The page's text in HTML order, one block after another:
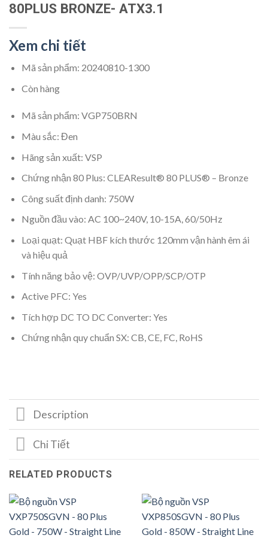
80PLUS BRONZE- ATX3.1
Xem chi tiết
Mã sản phẩm: 20240810-1300
Còn hàng
Mã sản phẩm: VGP750BRN
Màu sắc: Đen
Hãng sản xuất: VSP
Chứng nhận 80 Plus: CLEAResult® 80 PLUS® – Bronze
Công suất định danh: 750W
Nguồn đầu vào: AC 100~240V, 10-15A, 60/50Hz
Loại quạt: Quạt HBF kích thước 120mm vận hành êm ái
và hiệu quả
Tính năng bảo vệ: OVP/UVP/OPP/SCP/OTP
Active PFC: Yes
Tích hợp DC TO DC Converter: Yes
Chứng nhận quy chuẩn SX: CB, CE, FC, RoHS
Description
Chi Tiết
RELATED PRODUCTS